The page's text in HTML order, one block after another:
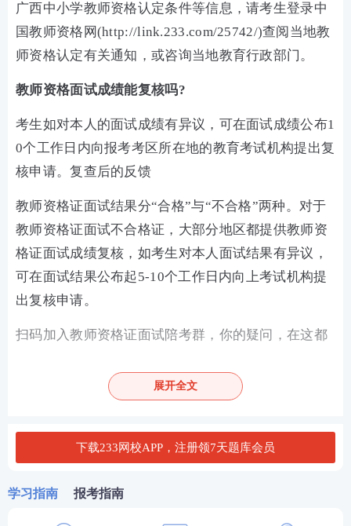
广西中小学教师资格认定条件等信息，请考生登录中
国教师资格网(http://link.233.com/25742/)查阅当地教
师资格认定有关通知，或咨询当地教育行政部门。
教师资格面试成绩能复核吗?
考生如对本人的面试成绩有异议，可在面试成绩公布1
0个工作日内向报考考区所在地的教育考试机构提出复
核申请。复查后的反馈
教师资格证面试结果分“合格”与“不合格”两种。对于
教师资格证面试不合格证，大部分地区都提供教师资
格证面试成绩复核，如考生对本人面试结果有异议，
可在面试结果公布起5-10个工作日内向上考试机构提
出复核申请。
扫码加入教师资格证面试陪考群，你的疑问，在这都
加入面试微信群>>
展开全文
下载233网校APP，注册领7天题库会员
学习指南 报考指南